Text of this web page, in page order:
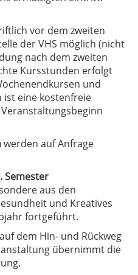
vor dem zweiten
der VHS möglich (nicht
nach dem zweiten
Kursstunden erfolgt
und
ist eine kostenfreie
werden auf Anfrage
Semester
aus den
und Kreatives
fortgeführt.
auf dem Hin- und Rückweg
übernimmt die